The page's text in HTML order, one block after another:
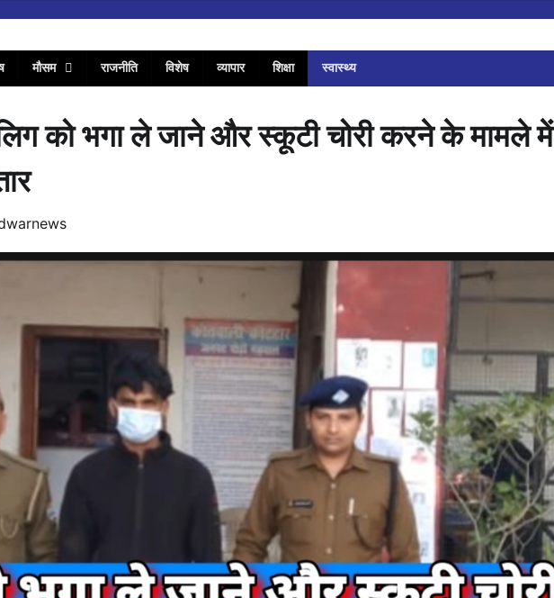
मौसम राजनीति विशेष व्यापार शिक्षा स्वास्थ्य
को भगा ले जाने और स्कूटी चोरी करने के मामले में